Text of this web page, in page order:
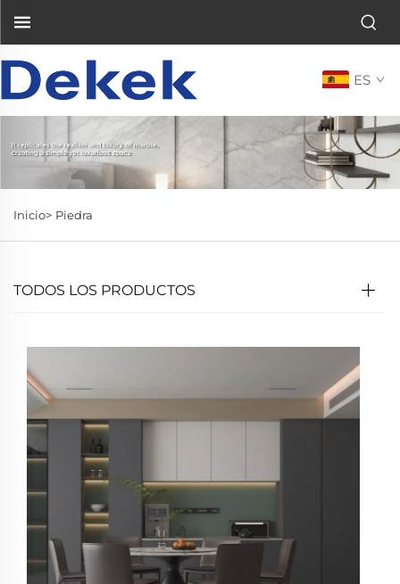
ES
Inicio> Piedra
TODOS LOS PRODUCTOS